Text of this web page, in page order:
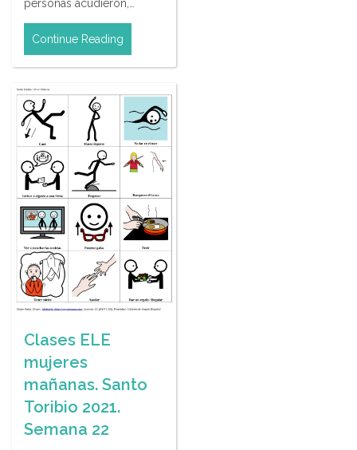
personas acudieron,…
Continue Reading
Clases ELE
mujeres
mañanas. Santo
Toribio 2021.
Semana 22